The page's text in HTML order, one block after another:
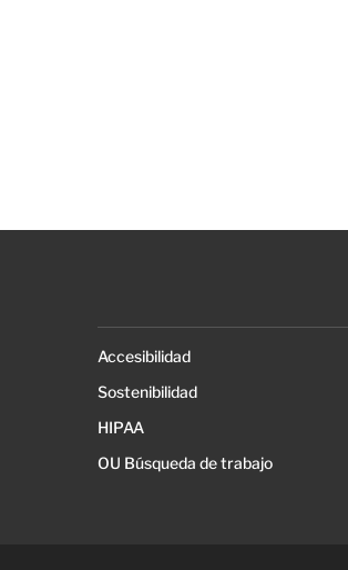
Accesibilidad
Sostenibilidad
HIPAA
OU Búsqueda de trabajo